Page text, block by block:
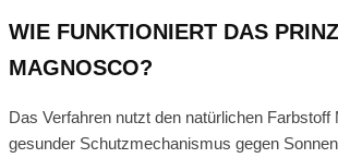
WIE FUNKTIONIERT DAS
MAGNOSCO?
Das Verfahren nutzt den natürlichen Farbstoff
gesunder Schutzmechanismus gegen